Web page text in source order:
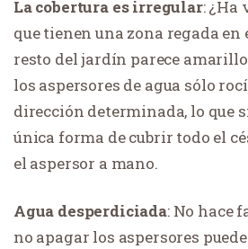
La cobertura es irregular: ¿Ha
que tienen una zona regada
resto del jardín parece
los aspersores de agua sólo
dirección determinada, lo que
única forma de cubrir todo el
el aspersor a mano.
Agua desperdiciada: No hace
no apagar los aspersores